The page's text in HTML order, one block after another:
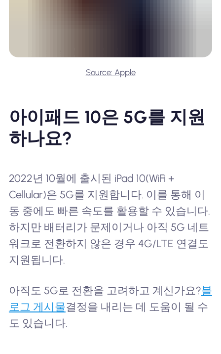
Source: Apple
아이패드 10은 5G를 지원
하나요?
2022년 10월에 출시된 iPad 10(WiFi +
Cellular)은 5G를 지원합니다. 이를 통해 이
동 중에도 빠른 속도를 활용할 수 있습니다.
하지만 배터리가 문제이거나 아직 5G 네트
워크로 전환하지 않은 경우 4G/LTE 연결도
지원됩니다.
아직도 5G로 전환을 고려하고 계신가요?블
로그 게시물결정을 내리는 데 도움이 될 수
도 있습니다.